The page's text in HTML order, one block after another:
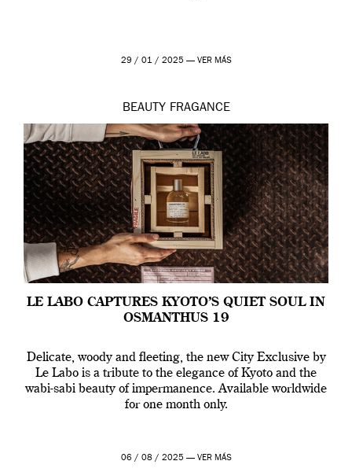
29 / 01 / 2025 — VER MÁS
BEAUTY FRAGANCE
LE LABO CAPTURES KYOTO’S QUIET SOUL IN
OSMANTHUS 19
Delicate, woody and fleeting, the new City Exclusive by
Le Labo is a tribute to the elegance of Kyoto and the
wabi-sabi beauty of impermanence. Available worldwide
for one month only.
06 / 08 / 2025 — VER MÁS